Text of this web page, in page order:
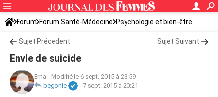
Forum Forum Santé-Médecine Psychologie et bien-être
Sujet Précédent Sujet Suivant
Envie de suicide
Erna - Modifié le 6 sept. 2015 à 23:59
begonie
- 7 sept. 2015 à 20:21